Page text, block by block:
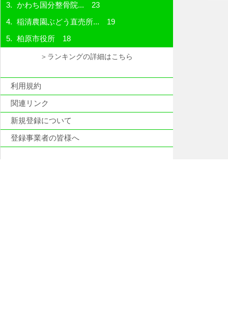
かわち国分整骨院... 23
稲清農園ぶどう直売所... 19
柏原市役所18
＞ランキングの詳細はこちら
利用規約
関連リンク
新規登録について
登録事業者の皆様へ